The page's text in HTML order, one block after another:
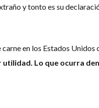
y tonto es su
en los Estados Unidos
utilidad. Lo que ocurra